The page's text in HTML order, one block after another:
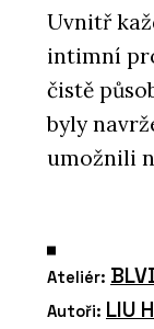
Uvnitř
intimní
čistě
byly
umožnili
Ateliér:
Autoři: LIU